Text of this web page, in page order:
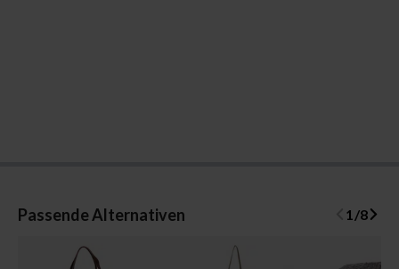
Passende Alternativen 1/8